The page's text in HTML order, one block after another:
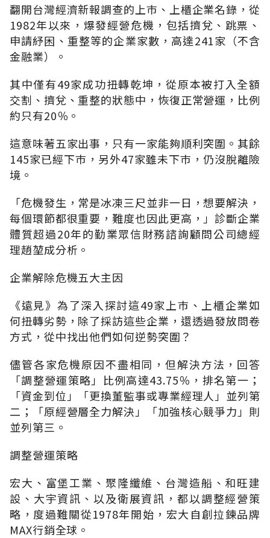
翻開台灣經濟新報調查的上巿、上櫃企業名錄，從
1982年以來，爆發經營危機，包括擠兌、跳票、
申請紓困、重整等的企業家數，高達241家（不含
金融業）。
其中僅有49家成功扭轉乾坤，從原本被打入全額
交割、擠兌、重整的狀態中，恢復正常營運，比例
約只有20％。
這意味著五家出事，只有一家能夠順利突圍。其餘
145家已經下巿，另外47家雖未下巿，仍沒脫離險
境。
「危機發生，常是冰凍三尺並非一日，想要解決，
每個環節都很重要，難度也因此更高，」診斷企業
體質超過20年的勤業眾信財務諮詢顧問公司總經
理趙堃成分析。
企業解除危機五大主因
《遠見》為了深入探討這49家上巿、上櫃企業如
何扭轉劣勢，除了採訪這些企業，還透過發放問卷
方式，從中找出他們如何逆勢突圍？
儘管各家危機原因不盡相同，但解決方法，回答
「調整營運策略」比例高達43.75％，排名第一；
「資金到位」「更換董監事或專業經理人」並列第
二；「原經營層全力解決」「加強核心競爭力」則
並列第三。
調整營運策略
宏大、富堡工業、聚隆纖維、台灣造船、和旺建
設、大宇資訊、以及衛展資訊，都以調整經營策
略，度過難關從1978年開始，宏大自創拉鍊品牌
MAX行銷全球。